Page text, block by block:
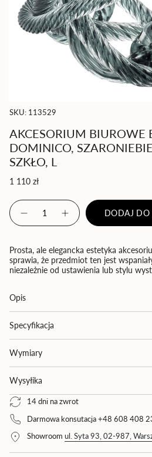
SKU: 113529
AKCESORIUM BIUROWE
DOMINICO,
SZKŁO, L
Cena
1 110 zł
{"in_cart_html"=>"
<span
class=\"quantity-
{{
quantity
}}
w
koszyku",
ilość
produktu
{{
product
"multiples_of"=>"Wielokrotność
{{
quantity
}}",
"minimum_of"=>"Minimum
{{
quantity
Zmniejsz
ilość
biurowe
Eichholtz
Dominico,
szaroniebieskie
Zwiększ
ilość
biurowe
Eichholtz
Dominico,
szaroniebieskie
DODAJ DO
Prosta, ale elegancka estetyka
sprawia, że przedmiot ten jest
niezależnie od ustawienia lub stylu
Opis
Specyfikacja
Wymiary
Wysyłika
14 dni na zwrot
Darmowa konsutacja +48 608 408
Showroom ul. Syta 93, 02-987,